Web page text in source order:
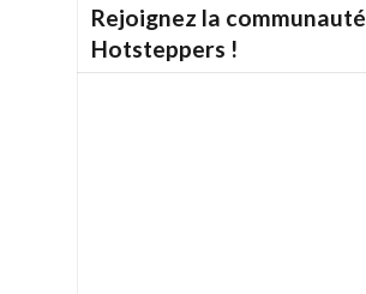
Rejoignez la communauté
Hotsteppers !